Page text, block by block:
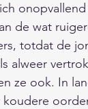
Gezin/
de wat
totdat de
alweer
ze ook. In
koudere